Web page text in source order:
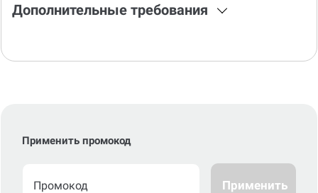
Дополнительные требования
Применить промокод
Применить